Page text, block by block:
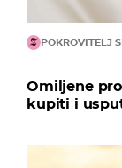
POKROVITELJ
Omiljene
kupiti i